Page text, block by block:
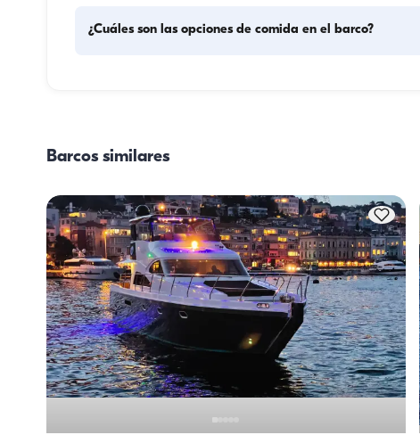
¿Cuáles son las opciones de comida en el barco?
La preparación de las comidas corre a cargo de la tripulación.
Barcos similares